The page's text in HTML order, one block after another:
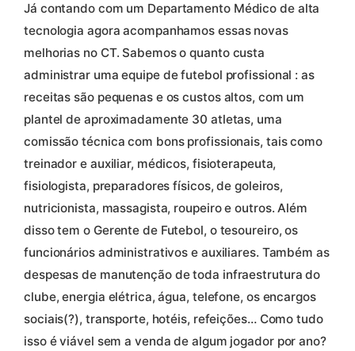
Já contando com um Departamento Médico de alta
tecnologia agora acompanhamos essas novas
melhorias no CT. Sabemos o quanto custa
administrar uma equipe de futebol profissional : as
receitas são pequenas e os custos altos, com um
plantel de aproximadamente 30 atletas, uma
comissão técnica com bons profissionais, tais como
treinador e auxiliar, médicos, fisioterapeuta,
fisiologista, preparadores físicos, de goleiros,
nutricionista, massagista, roupeiro e outros. Além
disso tem o Gerente de Futebol, o tesoureiro, os
funcionários administrativos e auxiliares. Também as
despesas de manutenção de toda infraestrutura do
clube, energia elétrica, água, telefone, os encargos
sociais(?), transporte, hotéis, refeições… Como tudo
isso é viável sem a venda de algum jogador por ano?